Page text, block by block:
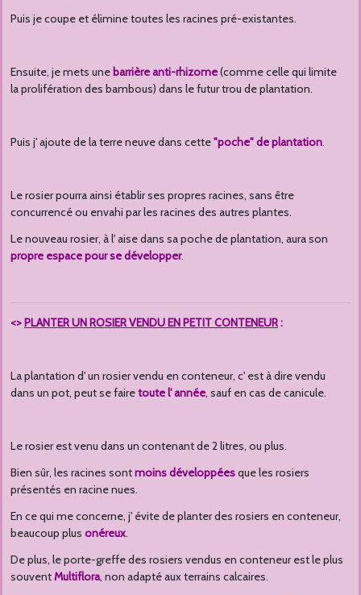
Puis je coupe et élimine toutes les racines pré-existantes.
Ensuite, je mets une barrière anti-rhizome(comme celle qui limite
la prolifération des bambous) dans le futur trou de plantation.
Puis j' ajoute de la terre neuve dans cette"poche" de plantation.
Le rosier pourra ainsi établir ses propres racines, sans être
concurrencé ou envahi par les racines des autres plantes.
Le nouveau rosier, à l' aise dans sa poche de plantation, aura son
propre espace pour se développer.
<>PLANTER UN ROSIER VENDU EN PETIT CONTENEUR:
La plantation d' un rosier vendu en conteneur, c' est à dire vendu
dans un pot, peut se fairetoute l' année, sauf en cas de canicule.
Le rosier est venu dans un contenant de 2 litres, ou plus.
Bien sûr, les racines sontmoins développéesque les rosiers
présentés en racine nues.
En ce qui me concerne, j' évite de planter des rosiers en conteneur,
beaucoup plus onéreux.
De plus, le porte-greffe des rosiers vendus en conteneur est le plus
souventMultiflora, non adapté aux terrains calcaires.